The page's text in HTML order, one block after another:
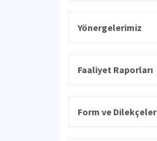
Yönergelerimiz
Faaliyet Raporları
Form ve Dilekçeler